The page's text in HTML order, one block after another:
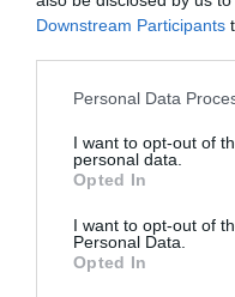
Downstream Participants
Please note that this
not limited to your visit or
grant or deny consent to
use your data for below
consent section.
Personal Data
I want to opt-out of
personal data.
Opted In
I want to opt-out of
Personal Data.
Opted In